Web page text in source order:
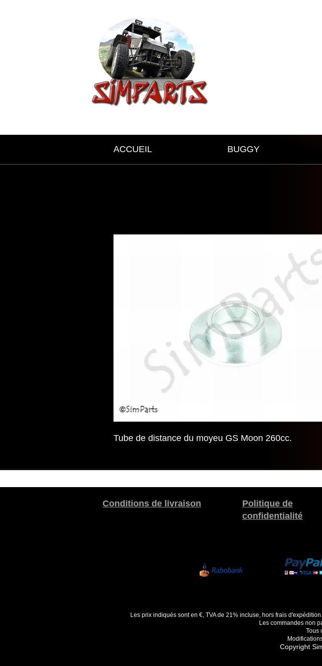
ACCUEIL BUGGY
Tube de distance du moyeu GS Moon 260cc.
Conditions de livraison
Politique de
confidentialité
Les prix indiqués sont en €, TVA de 21% incluse, hors frais
Les commandes non
Tous
Copyright